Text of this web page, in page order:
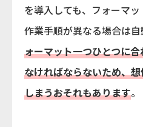
を導入しても、フォーマ
作業手順が異なる場合は
ォーマット一つひとつに
なければならないため、
しまうおそれもあります。